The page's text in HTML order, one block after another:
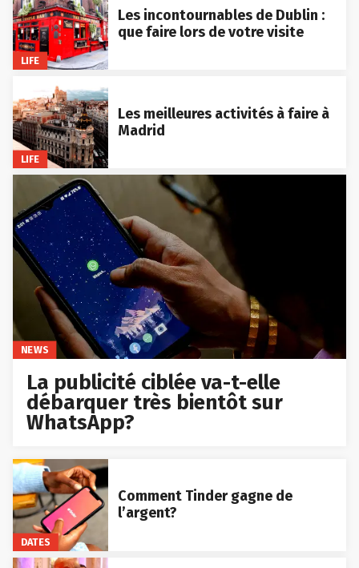
LIFE
Les incontournables de Dublin :
que faire lors de votre visite
LIFE
Les meilleures activités à faire à
Madrid
NEWS
La publicité ciblée va-t-elle
débarquer très bientôt sur
WhatsApp?
DATES
Comment Tinder gagne de
l’argent?